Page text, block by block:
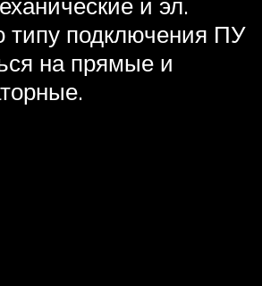
типу подключения ПУ
на прямые и